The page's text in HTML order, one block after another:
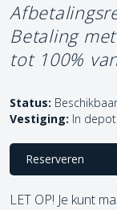
Betaling
tot 100%
Status: Beschikbaar
Vestiging: In depot
Reserveren
LET OP! Je kunt